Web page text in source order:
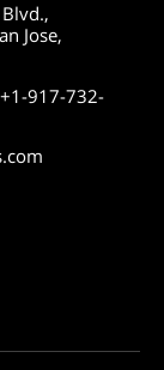
Jose,
917-732-